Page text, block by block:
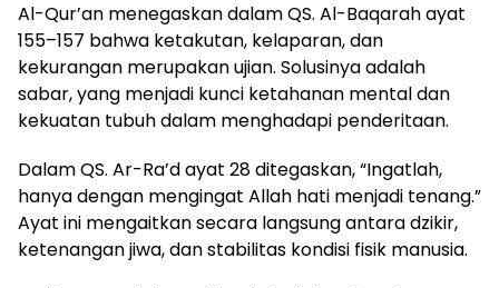
Al-Qur’an menegaskan dalam QS. Al-Baqarah ayat
155–157 bahwa ketakutan, kelaparan, dan
kekurangan merupakan ujian. Solusinya adalah
sabar, yang menjadi kunci ketahanan mental dan
kekuatan tubuh dalam menghadapi penderitaan.
Dalam QS. Ar-Ra’d ayat 28 ditegaskan, “Ingatlah,
hanya dengan mengingat Allah hati menjadi tenang.”
Ayat ini mengaitkan secara langsung antara dzikir,
ketenangan jiwa, dan stabilitas kondisi fisik manusia.